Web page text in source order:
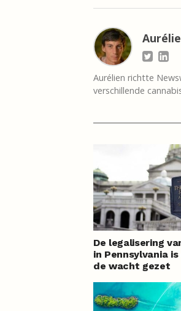
Aurélien richtte
verschillende
De legalisering
in Pennsylvania
de wacht gezet